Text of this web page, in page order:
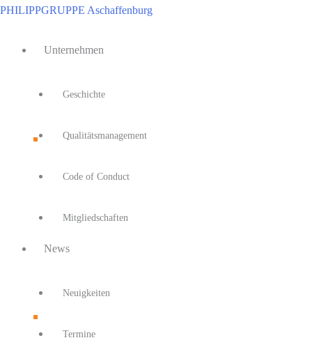
Zum
springen
PHILIPPGRUPPE Aschaffenburg
Unternehmen
Geschichte
Qualitätsmanagement
Code of Conduct
Mitgliedschaften
News
Neuigkeiten
Termine